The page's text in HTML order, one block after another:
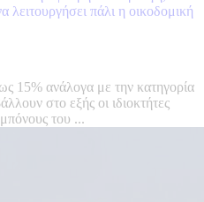
λειτουργήσει πάλι η οικοδομική
15% ανάλογα με την κατηγορία
στο εξής οι ιδιοκτήτες
του ...